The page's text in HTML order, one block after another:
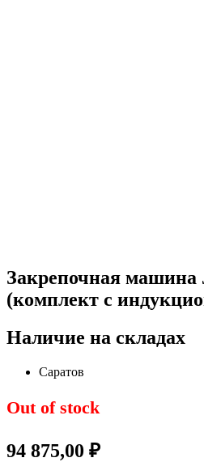
Закрепочная машина
(комплект с
Наличие на складах
Саратов
Out of stock
94 875,00 ₽